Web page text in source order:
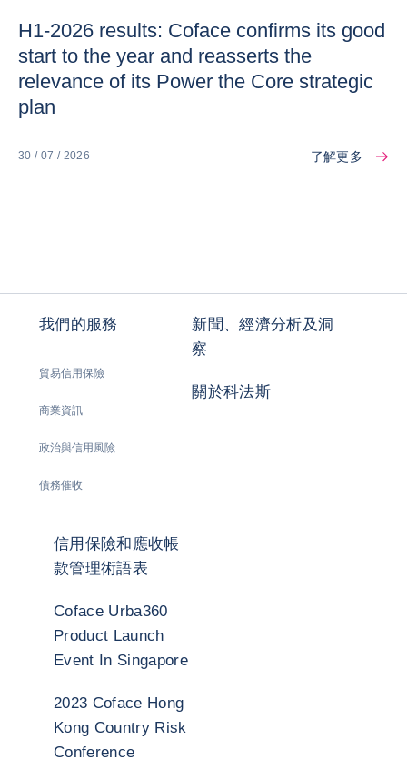
H1-2026 results: Coface confirms its good
start to the year and reasserts the
relevance of its Power the Core strategic
plan
30 / 07 / 2026 了解更多
我們的服務
貿易信用保險
商業資訊
政治與信用風險
債務催收
新聞、經濟分析及洞
察
關於科法斯
信用保險和應收帳
款管理術語表
Coface Urba360
Product Launch
Event In Singapore
2023 Coface Hong
Kong Country Risk
Conference